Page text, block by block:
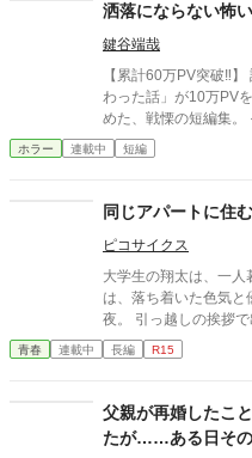
洒落にならない怖
鍵谷端哉
【累計60万PV突破‼
わった話」が10万PV
めた、戦慄の短編集。 その違和感は、もう始まっている。 帰り
道、誰もいないはずの
が、ある瞬間、取り返しの
て、最後の一行で現実がひっくり
隙間時間で読める短
怖くなる。 これはすべて、どこかで起きていてもおかしくない
話。 ――あなたのすぐ隣でも。 洒落にならない実話風・創作ホラ
ー。
ホラー 連載中 短編
同じアパートに住
ピコサイクス
大学生の翔太は、一
は、落ち着いた色気
夜。 引っ越しの挨拶
う。 偶然にもアルバ
すぐに採用し、温かく
紗夜の部屋でご飯をご
――その色気に触れる
と大学生、甘くちょっ
青春 連載中 長編 R15
父親が再婚したこ
たが……ある日その